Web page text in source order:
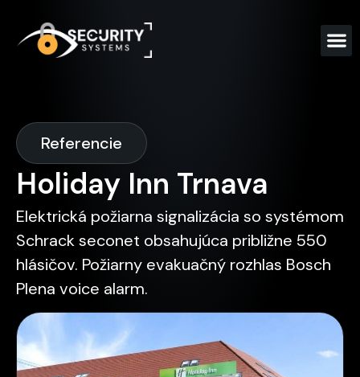
Referencie
Holiday Inn Trnava
Elektrická požiarna signalizácia so systémom
Schrack seconet obsahujúca približne 550
hlásičov. Požiarny evakuačný rozhlas Bosch
Plena voice alarm.